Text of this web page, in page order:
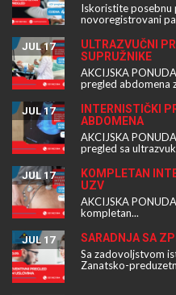
Iskoristite
novoregistrovani
ULTRAZVUČNI
SUPRUŽNIKE
JUL 17
AKCIJSKA
pregled abdomena
INTERNISTIČKI
ABDOMENA
JUL 17
AKCIJSKA
pregled sa
KOMPLETAN
UZV
JUL 17
AKCIJSKA
kompletan...
SARADNJA SA
JUL 17
Sa zadovoljstvom
Zanatsko-